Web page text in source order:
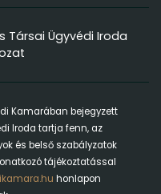
Társai Ügyvédi Iroda
Kamarában bejegyzett
Iroda tartja fenn, az
és belső szabályzatok
tájékoztatással
honlapon